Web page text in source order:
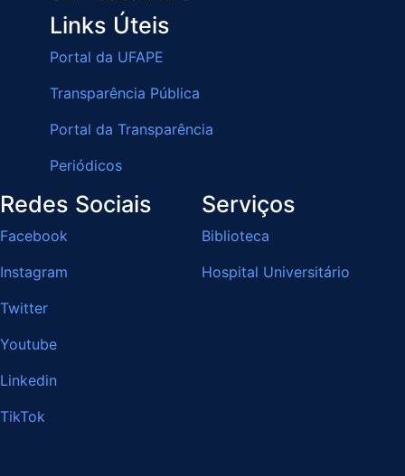
Links Úteis
Portal da UFAPE
Transparência Pública
Portal da Transparência
Periódicos
Redes Sociais
Facebook
Instagram
Twitter
Youtube
Linkedin
TikTok
Serviços
Biblioteca
Hospital Universitário